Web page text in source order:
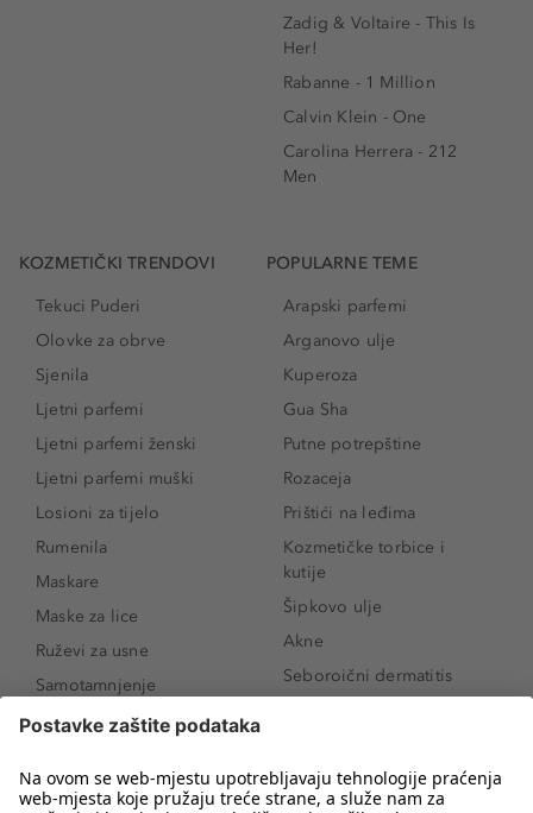
Zadig & Voltaire - This Is
Her!
Rabanne - 1 Million
Calvin Klein - One
Carolina Herrera - 212
Men
KOZMETIČKI TRENDOVI
Tekuci Puderi
Olovke za obrve
Sjenila
Ljetni parfemi
Ljetni parfemi ženski
Ljetni parfemi muški
Losioni za tijelo
Rumenila
Maskare
Maske za lice
Ruževi za usne
Samotamnjenje
Puderi
Proizvodi za obrve
POPULARNE TEME
Arapski parfemi
Arganovo ulje
Kuperoza
Gua Sha
Putne potrepštine
Rozaceja
Prištići na leđima
Kozmetičke torbice i
kutije
Šipkovo ulje
Akne
Seboroični dermatitis
Novo